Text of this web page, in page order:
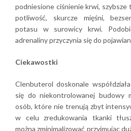
podniesione ciśnienie krwi, szybsze
potliwość, skurcze mięśni,
potasu w surowicy krwi.
adrenaliny przyczynia się do
Ciekawostki
Clenbuterol doskonale
się do niekontrolowanej budowy
osób, które nie trenują zbyt
w celu zredukowania tkanki
można zminimalizować przyjmując